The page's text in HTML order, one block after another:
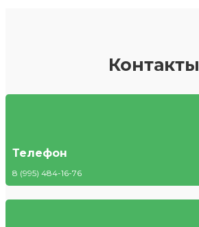
Контакты
Телефон
8 (995) 484-16-76